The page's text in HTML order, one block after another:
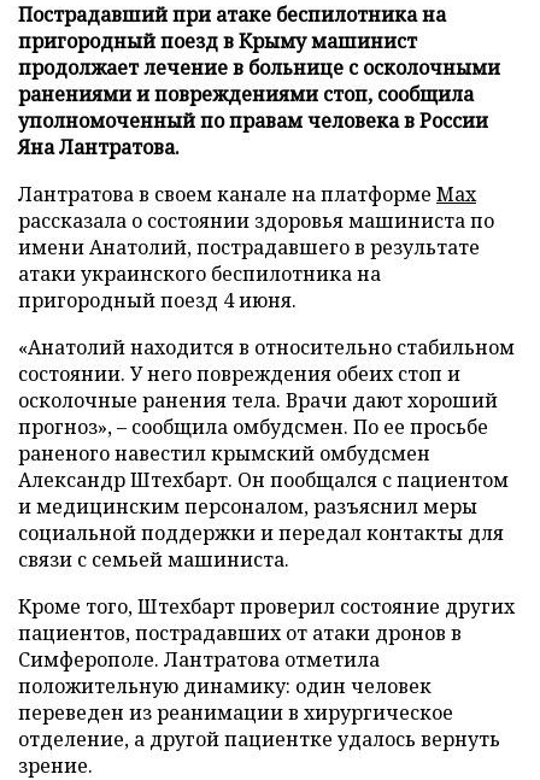
Пострадавший при атаке беспилотника на
пригородный поезд в Крыму машинист
продолжает лечение в больнице с осколочными
ранениями и повреждениями стоп, сообщила
уполномоченный по правам человека в России
Яна Лантратова.
Лантратова в своем канале на платформе Max
рассказала о состоянии здоровья машиниста по
имени Анатолий, пострадавшего в результате
атаки украинского беспилотника на
пригородный поезд 4 июня.
«Анатолий находится в относительно стабильном
состоянии. У него повреждения обеих стоп и
осколочные ранения тела. Врачи дают хороший
прогноз», – сообщила омбудсмен. По ее просьбе
раненого навестил крымский омбудсмен
Александр Штехбарт. Он пообщался с пациентом
и медицинским персоналом, разъяснил меры
социальной поддержки и передал контакты для
связи с семьей машиниста.
Кроме того, Штехбарт проверил состояние других
пациентов, пострадавших от атаки дронов в
Симферополе. Лантратова отметила
положительную динамику: один человек
переведен из реанимации в хирургическое
отделение, а другой пациентке удалось вернуть
зрение.